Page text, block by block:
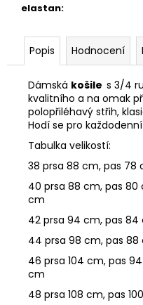
elastan:
Popis Hodnocení
Dámská košile s 3/4
kvalitního a na omak
polopřiléhavý střih,
Hodí se pro
Tabulka velikostí:
38 prsa 88 cm, pas 78
40 prsa 88 cm, pas 80
cm
42 prsa 94 cm, pas 84
44 prsa 98 cm, pas 88
46 prsa 104 cm, pas
cm
48 prsa 108 cm, pas